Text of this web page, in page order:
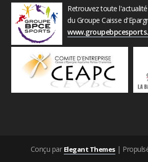
Retrouvez toute
du Groupe Caisse
Conçu par Elegant Themes|